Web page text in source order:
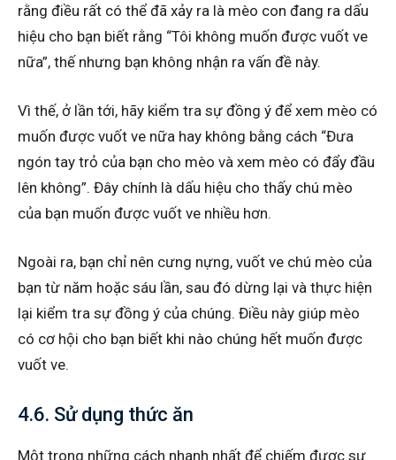
rằng điều rất có thể đã xảy ra là mèo con đang ra dấu
hiệu cho bạn biết rằng “Tôi không muốn được vuốt ve
nữa”, thế nhưng bạn không nhận ra vấn đề này.
Vì thế, ở lần tới, hãy kiểm tra sự đồng ý để xem mèo có
muốn được vuốt ve nữa hay không bằng cách “Đưa
ngón tay trỏ của bạn cho mèo và xem mèo có đẩy đầu
lên không”. Đây chính là dấu hiệu cho thấy chú mèo
của bạn muốn được vuốt ve nhiều hơn.
Ngoài ra, bạn chỉ nên cưng nựng, vuốt ve chú mèo của
bạn từ năm hoặc sáu lần, sau đó dừng lại và thực hiện
lại kiểm tra sự đồng ý của chúng. Điều này giúp mèo
có cơ hội cho bạn biết khi nào chúng hết muốn được
vuốt ve.
4.6. Sử dụng thức ăn
Một trong những cách nhanh nhất để chiếm được sự